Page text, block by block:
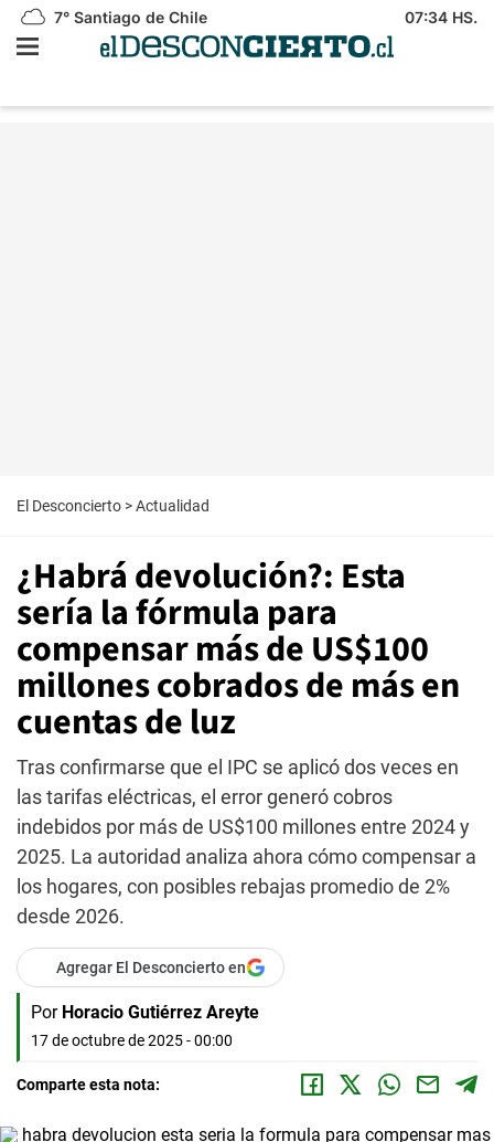
7° Santiago de Chile 07:34 HS.
El Desconcierto >Actualidad
¿Habrá devolución?: Esta
sería la fórmula para
compensar más de US$100
millones cobrados de más en
cuentas de luz
Tras confirmarse que el IPC se aplicó dos veces en
las tarifas eléctricas, el error generó cobros
indebidos por más de US$100 millones entre 2024 y
2025. La autoridad analiza ahora cómo compensar a
los hogares, con posibles rebajas promedio de 2%
desde 2026.
Agregar El Desconcierto en
Por Horacio Gutiérrez Areyte
17 de octubre de 2025 - 00:00
Comparte esta nota: